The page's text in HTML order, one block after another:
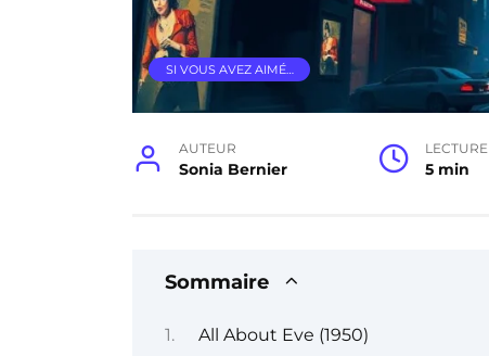
SI VOUS AVEZ AIMÉ…
AUTEUR
Sonia Bernier
LECTURE
5 min
Sommaire
All About Eve (1950)